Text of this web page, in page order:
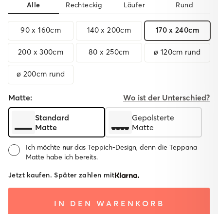
Alle Rechteckig Läufer Rund
90 x 160cm 140 x 200cm 170 x 240cm
200 x 300cm 80 x 250cm ø 120cm rund
ø 200cm rund
Matte: Wo ist der Unterschied?
Standard
Matte
Gepolsterte
Matte
Ich möchte nur das Teppich-Design, denn die Teppana
Matte habe ich bereits.
Matte:
gepolsterter Matte
Jetzt kaufen. Später zahlen mit
IN DEN WARENKORB